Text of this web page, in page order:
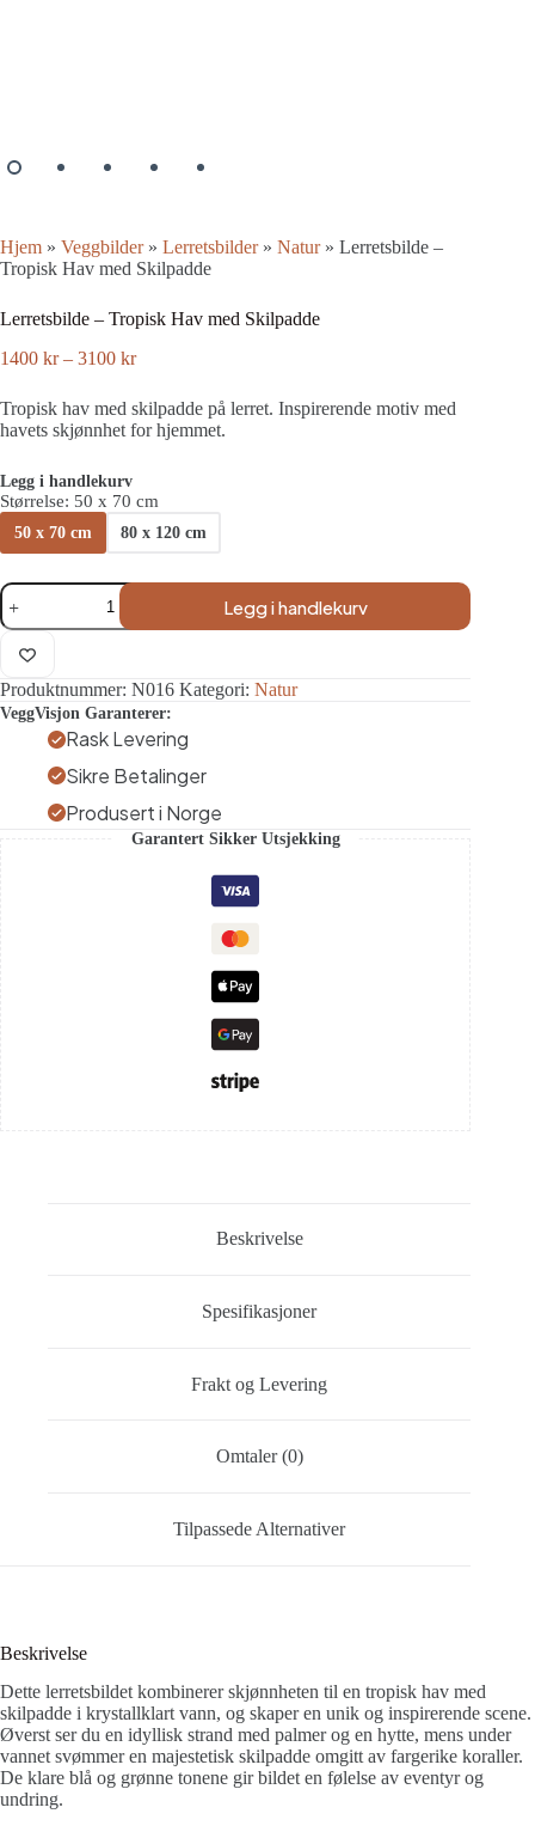
Hjem » Veggbilder» Lerretsbilder» Natur» Lerretsbilde –
Tropisk Hav med Skilpadde
Lerretsbilde – Tropisk Hav med Skilpadde
1400 kr – 3100 krPrisområde:
til
3100 kr
Tropisk hav med skilpadde på lerret. Inspirerende motiv med
havets skjønnhet for hjemmet.
Legg i handlekurv
Størrelse: 50 x 70 cm
50 x 70 cm 80 x 120 cm
Lerretsbilde
Tropisk
Hav
Skilpadde
antall
Legg i handlekurv
Produktnummer: N016 Kategori: Natur
VeggVisjon Garanterer:
Rask Levering
Sikre Betalinger
Produsert i Norge
Garantert Sikker Utsjekking
Beskrivelse
Spesifikasjoner
Frakt og Levering
Omtaler (0)
Tilpassede Alternativer
Beskrivelse
Dette lerretsbildet kombinerer skjønnheten til en tropisk hav med
skilpadde i krystallklart vann, og skaper en unik og inspirerende scene.
Øverst ser du en idyllisk strand med palmer og en hytte, mens under
vannet svømmer en majestetisk skilpadde omgitt av fargerike koraller.
De klare blå og grønne tonene gir bildet en følelse av eventyr og
undring.